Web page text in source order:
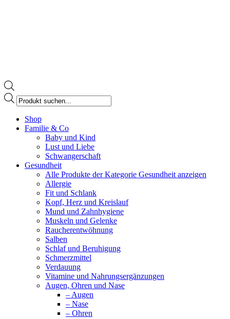
Products
search
page
opens
Shop
Familie & Co
Baby und Kind
Lust und Liebe
Schwangerschaft
Gesundheit
Alle Produkte der Kategorie Gesundheit anzeigen
Allergie
Fit und Schlank
Kopf, Herz und Kreislauf
Mund und Zahnhygiene
Muskeln und Gelenke
Raucherentwöhnung
Salben
Schlaf und Beruhigung
Schmerzmittel
Verdauung
Vitamine und Nahrungsergänzungen
Augen, Ohren und Nase
– Augen
– Nase
– Ohren